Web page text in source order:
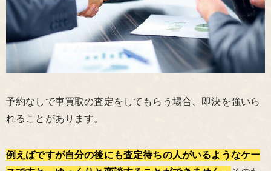
予約なしで車買取の査定をしてもらう場合、即決を強いら
れることがあります。
例えばですが自分の後にも査定待ちの人がいるようなケー